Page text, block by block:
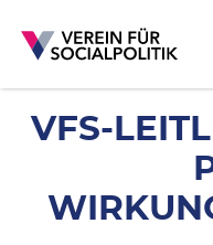
Direkt zum Inhalt
VFS-
VFS-